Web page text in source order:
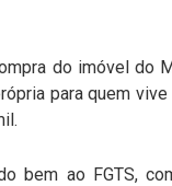
do imóvel do
para quem
bem ao FGTS,